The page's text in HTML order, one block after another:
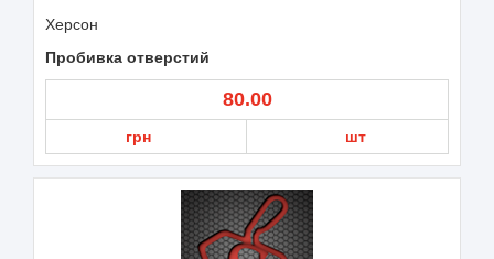
Херсон
Пробивка отверстий
80.00
грн шт